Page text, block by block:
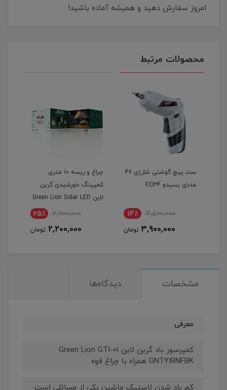
امروز سفارش دهید و همیشه آماده باشید!
محصولات مرتبط
ست پیچ گوشتی شارژی 46
عددی یسیدو EC34
4,500,000 14٪
3,900,000 تومان
چراغ و ریسه 10 متری
کمپینگ خورشیدی گرین
لاین Green Lion Solar LED
Lumex Camping Light
2,900,000 25٪
2,200,000 تومان
مشخصات دیدگاه‌ها
معرفی
کمپرسور باد گرین لاین Green Lion GTI-01
GNTYIRNFBK همراه با چراغ قوه
کم باد شدن لاستیک ماشین یکی از مسائلی است